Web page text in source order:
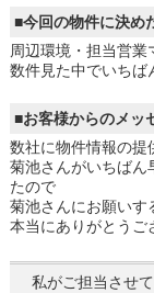
■今回の物件に決め
周辺環境・担当営業
数件見た中でいちば
■お客様からのメッ
数社に物件情報の提
菊池さんがいちばん
たので
菊池さんにお願いす
本当にありがとうご
私がご担当させ